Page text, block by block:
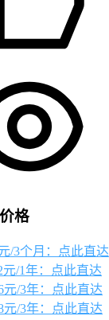
格
/3个月：点此直达
元/1年：点此直达
元/3年：点此直达
元/3年：点此直达